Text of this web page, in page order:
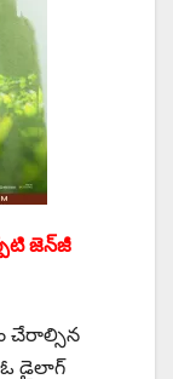
జెన్‌జీ
చేరాల్సిన
ఓ డైలాగ్